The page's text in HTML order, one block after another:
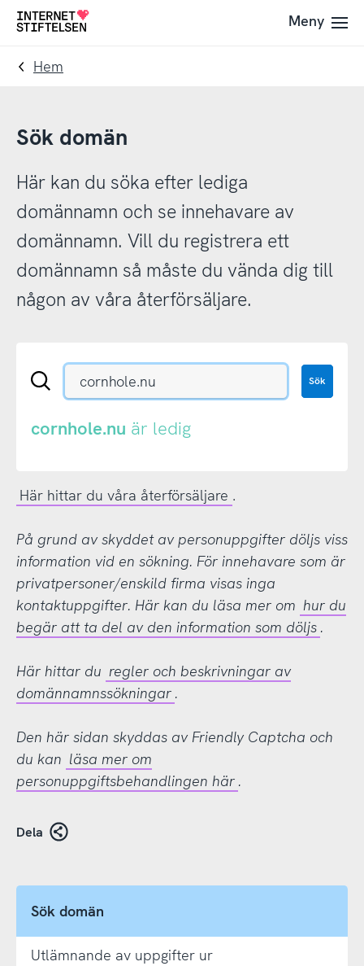
Till
navigering
Till
innehåll
Till
Meny
Hem
Sök domän
Här kan du söka efter lediga
domännamn och se innehavare av
domännamn. Vill du registrera ett
domännamn så måste du vända dig till
någon av våra återförsäljare.
Sök
eller
Sök
cornhole.nu är ledig
Här hittar du våra återförsäljare .
På grund av skyddet av personuppgifter döljs viss
information vid en sökning. För innehavare som är
privatpersoner/enskild firma visas inga
kontaktuppgifter. Här kan du läsa mer om hur du
begär att ta del av den information som döljs .
Här hittar du regler och beskrivningar av
domännamnssökningar .
Den här sidan skyddas av Friendly Captcha och
du kan läsa mer om
personuppgiftsbehandlingen här .
Dela
Sök domän
Utlämnande av uppgifter ur